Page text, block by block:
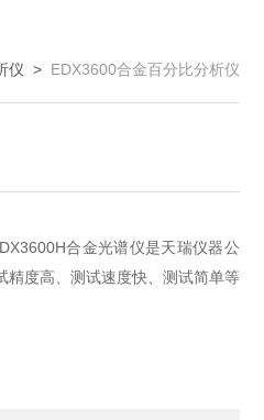
仪 > EDX3600合金百分比分析仪
合金光谱仪是天瑞仪器公
精度高、测试速度快、测试简单等